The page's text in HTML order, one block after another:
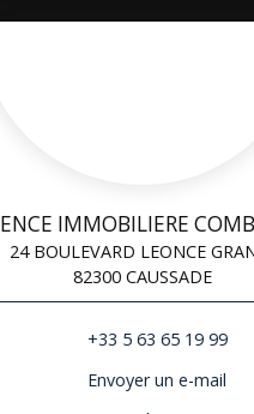
IMMOBILIERE
24 BOULEVARD LEONCE
82300 CAUSSADE
+33 5 63 65 19 99
Envoyer un e-mail